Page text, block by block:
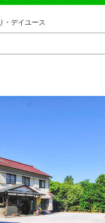
・デイユース